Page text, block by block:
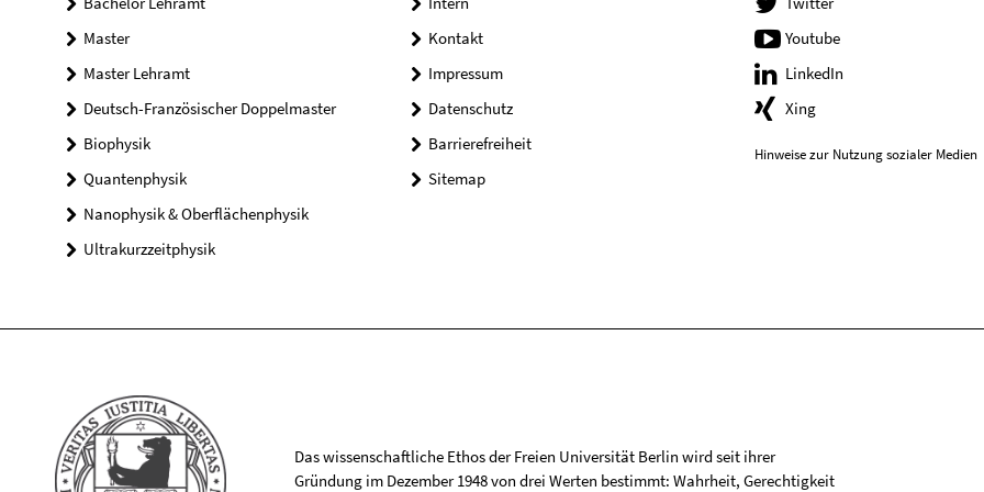
Master
Master Lehramt
Deutsch-Französischer Doppelmaster
Biophysik
Quantenphysik
Nanophysik & Oberflächenphysik
Ultrakurzzeitphysik
Kontakt
Impressum
Datenschutz
Barrierefreiheit
Sitemap
Youtube
LinkedIn
Xing
Hinweise zur Nutzung sozialer Medien
Das wissenschaftliche Ethos der Freien Universität Berlin wird seit ihrer
Gründung im Dezember 1948 von drei Werten bestimmt: Wahrheit, Gerechtigkeit